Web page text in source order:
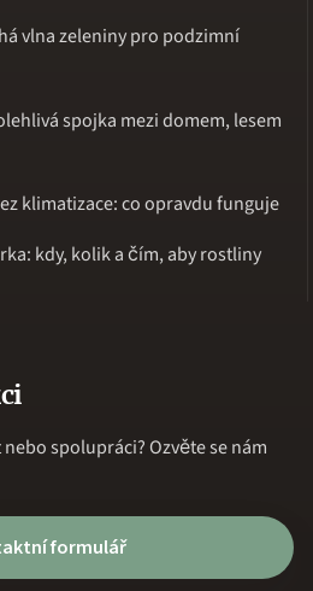
vlna zeleniny pro podzimní
spojka mezi domem, lesem
klimatizace: co opravdu funguje
kdy, kolik a čím, aby rostliny
spolupráci? Ozvěte se nám
formulář